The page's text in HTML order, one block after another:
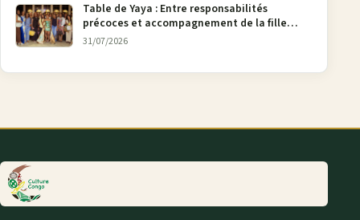
Table de Yaya : Entre responsabilités
précoces et accompagnement de la fille
aînée, la diaspora en débat
31/07/2026